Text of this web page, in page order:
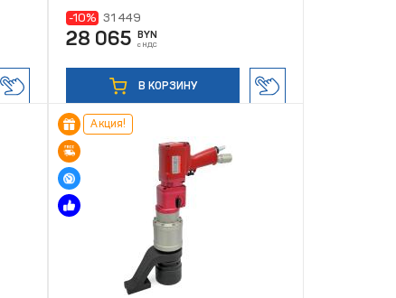
-10% 31 449
28 065 BYN
с НДС
В КОРЗИНУ
Акция!